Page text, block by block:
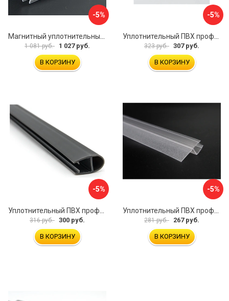
-5%
Магнитный уплотнительный профиль для стекла 8 мм SERVICE PLUS PVH04-914KW8
1 081 руб. 1 027 руб.
В КОРЗИНУ
-5%
Уплотнительный ПВХ профиль для стекла 8мм SERVICE PLUS PVH04-403/7WM8
323 руб. 307 руб.
В КОРЗИНУ
-5%
316 руб. 300 руб.
В КОРЗИНУ
-5%
281 руб. 267 руб.
В КОРЗИНУ